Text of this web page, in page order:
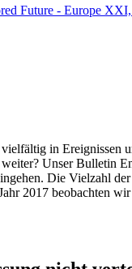
Future - Europe
in Ereignissen
Unser Bulletin
Die Vielzahl
2017 beobachten